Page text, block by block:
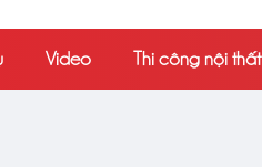
Video Thi công nội thất